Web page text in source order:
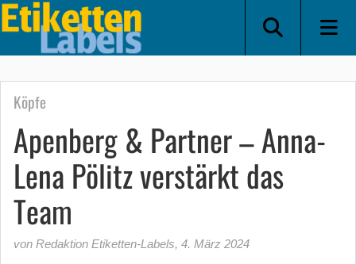
Köpfe
Apenberg & Partner – Anna-
Lena Pölitz verstärkt das
Team
von Redaktion Etiketten-Labels, 4. März 2024